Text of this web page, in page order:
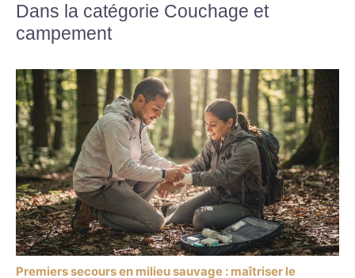
Dans la catégorie Couchage et
campement
Premiers secours en milieu sauvage : maîtriser le